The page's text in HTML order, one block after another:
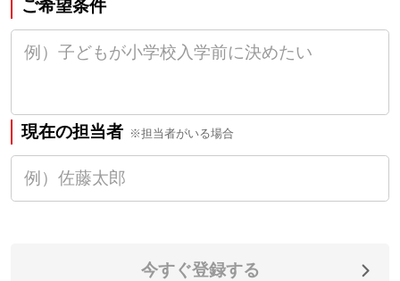
ご希望条件
現在の担当者 ※担当者がいる場合
今すぐ登録する